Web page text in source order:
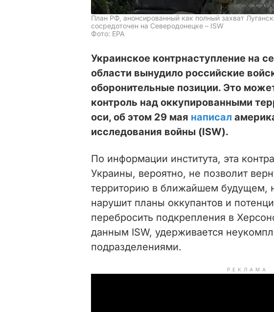
План РФ, анонсированный как полный захват
сосредоточен на Северодонецке – ISW
Фото: ЕРА
Украинское контрнаступление на
области вынудило российские
оборонительные позиции. Это
контроль над оккупированными
оси, об этом 29 мая написал
исследования войны (ISW).
По информации института, эта
Украины, вероятно, не позволит
территорию в ближайшем будущем,
нарушит планы оккупантов и
перебросить подкрепления в
данным ISW, удерживается
подразделениями.
РЕКЛАМА